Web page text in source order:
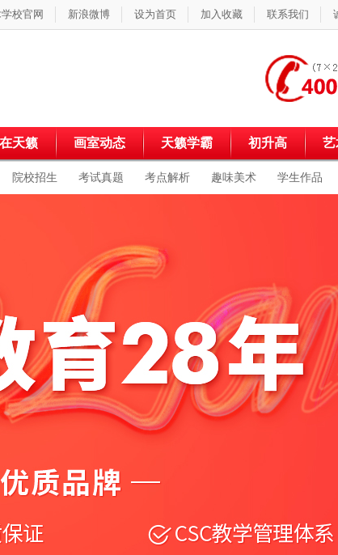
校官网 新浪微博 设为首页 加入收藏 联系我们
天籁 画室动态 天籁学霸 初升高 艺
院校招生 考试真题 考点解析 趣味美术 学生作品